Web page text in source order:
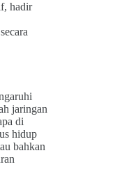
hadir
jaringan
di
hidup
bahkan